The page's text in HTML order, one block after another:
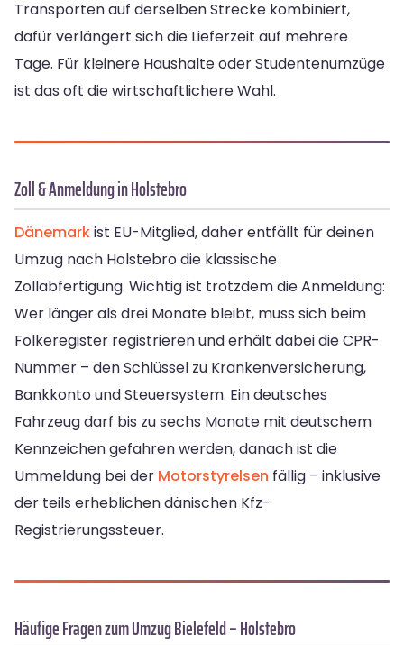
Transporten auf derselben Strecke kombiniert,
dafür verlängert sich die Lieferzeit auf mehrere
Tage. Für kleinere Haushalte oder Studentenumzüge
ist das oft die wirtschaftlichere Wahl.
Zoll & Anmeldung in Holstebro
Dänemarkist EU-Mitglied, daher entfällt für deinen
Umzug nach Holstebro die klassische
Zollabfertigung. Wichtig ist trotzdem die Anmeldung:
Wer länger als drei Monate bleibt, muss sich beim
Folkeregister registrieren und erhält dabei die CPR-
Nummer – den Schlüssel zu Krankenversicherung,
Bankkonto und Steuersystem. Ein deutsches
Fahrzeug darf bis zu sechs Monate mit deutschem
Kennzeichen gefahren werden, danach ist die
Ummeldung bei der Motorstyrelsen fällig – inklusive
der teils erheblichen dänischen Kfz-
Registrierungssteuer.
Häufige Fragen zum Umzug Bielefeld – Holstebro